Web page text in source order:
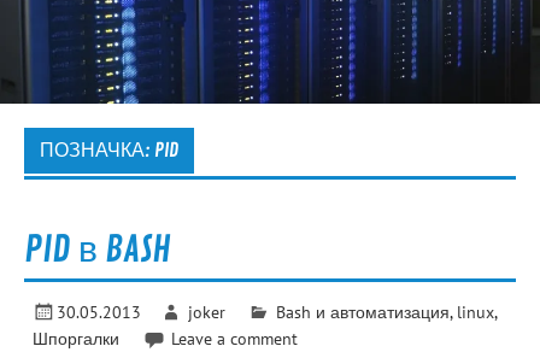
ПОЗНАЧКА: PID
PID в BASH
30.05.2013 joker Bash и автоматизация, linux,
Шпоргалки
Leave a comment